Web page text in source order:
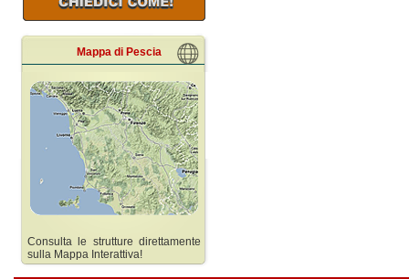
Mappa di Pescia
Consulta le strutture direttamente
sulla Mappa Interattiva!